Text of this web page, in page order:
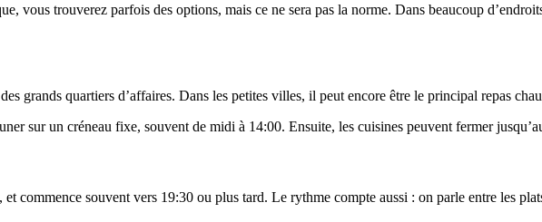
vous trouverez parfois des options, mais ce ne sera pas la norme. Dans beaucoup
grands quartiers d’affaires. Dans les petites villes, il peut encore être le principal repas
sur un créneau fixe, souvent de midi à 14:00. Ensuite, les cuisines peuvent fermer
commence souvent vers 19:30 ou plus tard. Le rythme compte aussi : on parle entre les